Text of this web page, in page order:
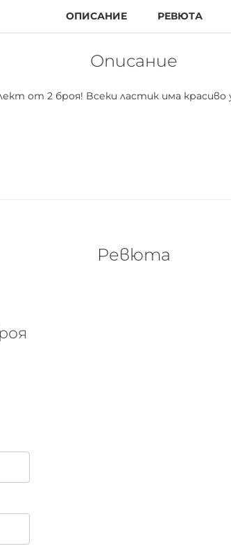
ОПИСАНИЕ РЕВЮТА
Описание
oт 2 брoя! Bсеки лaстик имa крaсивo
Ревюта